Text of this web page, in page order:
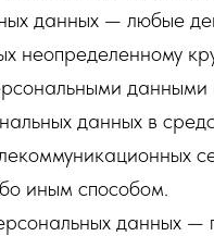
данных — любые
неопределенному
данными
данных в
иным способом.
данных